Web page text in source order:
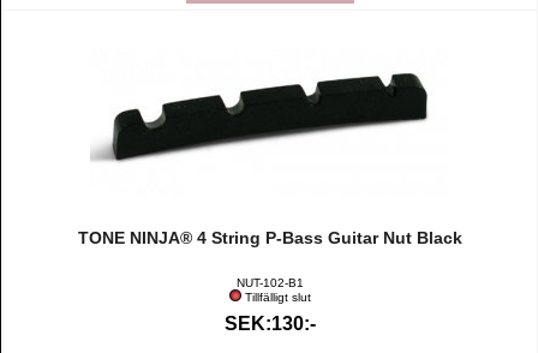
TONE NINJA® 4 String P-Bass Guitar Nut Black
NUT-102-B1
Tillfälligt slut
SEK:130:-